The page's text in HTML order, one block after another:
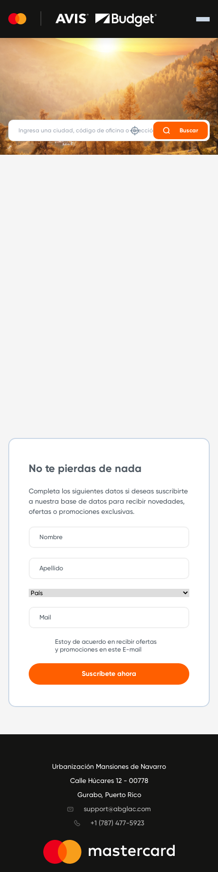
Buscar
No te pierdas de nada
Completa los siguientes datos si deseas suscribirte
a nuestra base de datos para recibir novedades,
ofertas o promociones exclusivas.
Estoy de acuerdo en recibir ofertas
y promociones en este E-mail
Suscríbete ahora
Urbanización Mansiones de Navarro
Calle Húcares 12 - 00778
Gurabo, Puerto Rico
support@abglac.com
+1 (787) 477-5923